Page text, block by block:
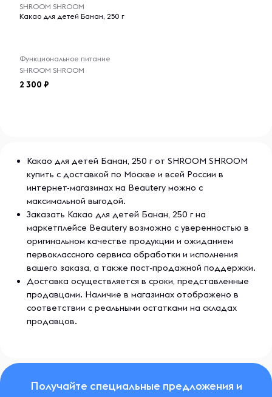
SHROOM SHROOM
Какао для детей Банан, 250 г
Функциональное питание
SHROOM SHROOM
2 300
Какао для детей Банан, 250 г от SHROOM SHROOM
купить с доставкой по Москве и всей России в
интернет-магазинах на Beautery можно с
максимальной выгодой.
Заказать Какао для детей Банан, 250 г на
маркетплейсе Beautery возможно с уверенностью в
оригинальном качестве продукции и ожиданием
первоклассного сервиса обработки и исполнения
вашего заказа, а также пост-продажной поддержки.
Доставка осуществляется в сроки, представленные
продавцами. Наличие в магазинах отображено в
соответствии с реальными остатками на складах
продавцов.
Получайте специальные предложения и